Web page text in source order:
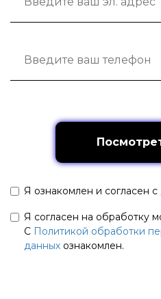
Я ознакомлен и согласен с
Я согласен на обработку
С Политикой обработки
данных ознакомлен.